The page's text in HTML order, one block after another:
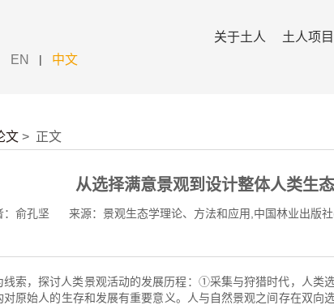
EN | 中文
关于土人 土人项目
文 > 正文
从选择满意景观到设计整体人类生
：俞孔坚 来源：景观生态学理论、方法和应用,中国林业出版
线索，探讨人类景观活动的发展历程：①采集与狩猎时代，人类
对原始人的生存和发展有重要意义。人与自然景观之间存在双